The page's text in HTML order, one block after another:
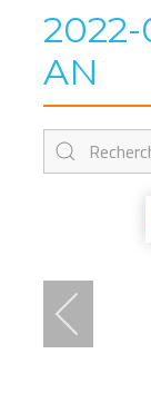
2022-
AN